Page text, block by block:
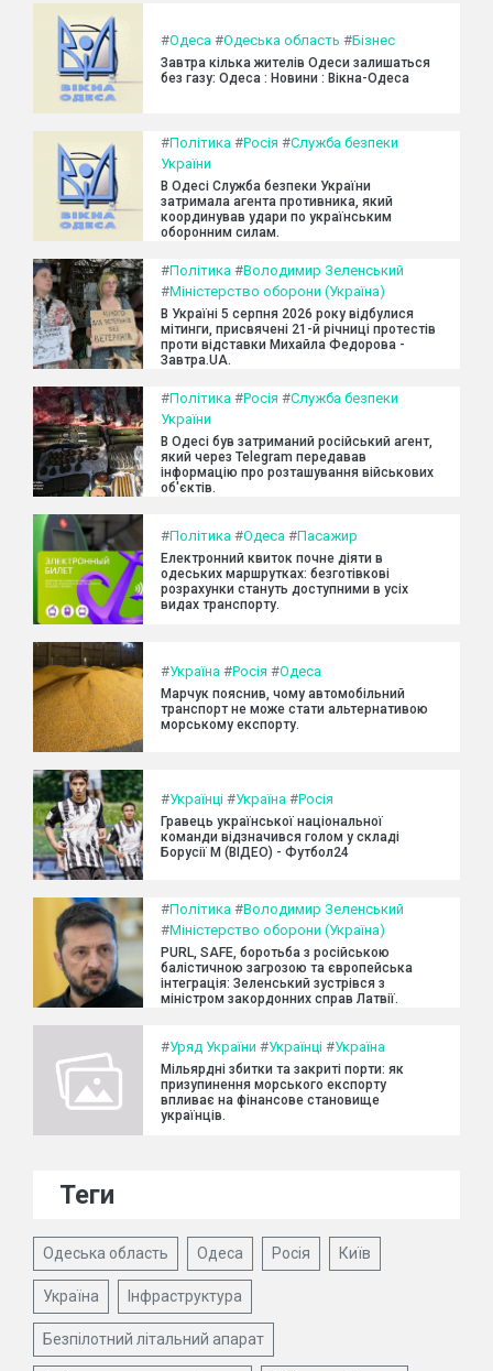
#Одеса #Одеська область #Бізнес
Завтра кілька жителів Одеси залишаться
без газу: Одеса : Новини : Вікна-Одеса
#Політика #Росія #Служба безпеки
України
В Одесі Служба безпеки України
затримала агента противника, який
координував удари по українським
оборонним силам.
#Політика #Володимир Зеленський
#Міністерство оборони (Україна)
В Україні 5 серпня 2026 року відбулися
мітинги, присвячені 21-й річниці протестів
проти відставки Михайла Федорова -
Завтра.UA.
#Політика #Росія #Служба безпеки
України
В Одесі був затриманий російський агент,
який через Telegram передавав
інформацію про розташування військових
об'єктів.
#Політика #Одеса #Пасажир
Електронний квиток почне діяти в
одеських маршрутках: безготівкові
розрахунки стануть доступними в усіх
видах транспорту.
#Україна #Росія #Одеса
Марчук пояснив, чому автомобільний
транспорт не може стати альтернативою
морському експорту.
#Українці #Україна #Росія
Гравець української національної
команди відзначився голом у складі
Борусії М (ВІДЕО) - Футбол24
#Політика #Володимир Зеленський
#Міністерство оборони (Україна)
PURL, SAFE, боротьба з російською
балістичною загрозою та європейська
інтеграція: Зеленський зустрівся з
міністром закордонних справ Латвії.
#Уряд України #Українці #Україна
Мільярдні збитки та закриті порти: як
призупинення морського експорту
впливає на фінансове становище
українців.
Теги
Одеська область Одеса Росія Київ
Україна Інфраструктура
Безпілотний літальний апарат